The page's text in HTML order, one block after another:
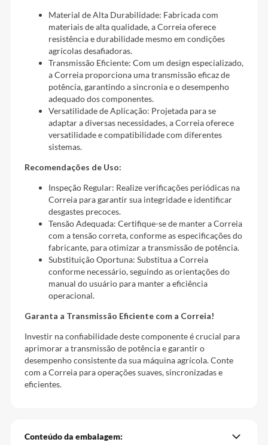
Material de Alta Durabilidade: Fabricada com
materiais de alta qualidade, a Correia oferece
resistência e durabilidade mesmo em condições
agrícolas desafiadoras.
Transmissão Eficiente: Com um design especializado,
a Correia proporciona uma transmissão eficaz de
potência, garantindo a sincronia e o desempenho
adequado dos componentes.
Versatilidade de Aplicação: Projetada para se
adaptar a diversas necessidades, a Correia oferece
versatilidade e compatibilidade com diferentes
sistemas.
Recomendações de Uso:
Inspeção Regular: Realize verificações periódicas na
Correia para garantir sua integridade e identificar
desgastes precoces.
Tensão Adequada: Certifique-se de manter a Correia
com a tensão correta, conforme as especificações do
fabricante, para otimizar a transmissão de potência.
Substituição Oportuna: Substitua a Correia
conforme necessário, seguindo as orientações do
manual do usuário para manter a eficiência
operacional.
Garanta a Transmissão Eficiente com a Correia!
Investir na confiabilidade deste componente é crucial para
aprimorar a transmissão de potência e garantir o
desempenho consistente da sua máquina agrícola. Conte
com a Correia para operações suaves, sincronizadas e
eficientes.
Conteúdo da embalagem: